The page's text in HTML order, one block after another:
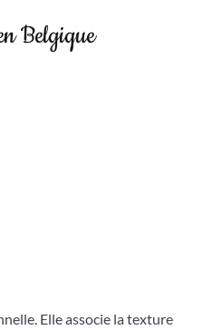
Belgique
Elle associe la texture